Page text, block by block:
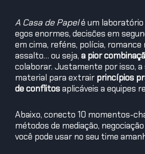
A Casa de Papelé um
egos enormes, decisões em
em cima, reféns, polícia, romance
assalto… ou seja, a pior
colaborar. Justamente por isso, a
material para extrair princípios
de conflitosaplicáveis a equipes
Abaixo, conecto 10 momentos-
métodos de mediação,
você pode usar no seu time